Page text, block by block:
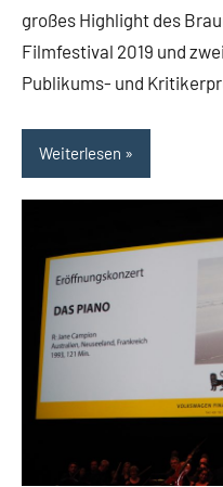
großes Highlight des
Filmfestival 2019 und
Publikums- und
Weiterlesen